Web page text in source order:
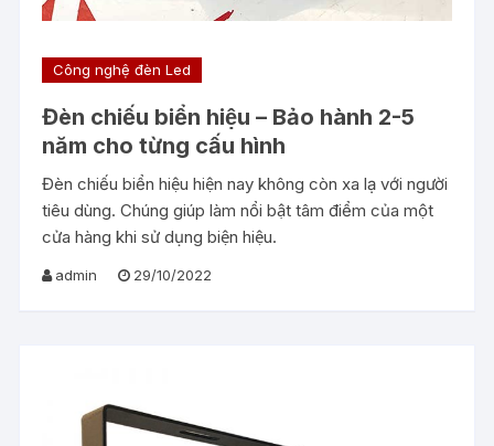
Công nghệ đèn Led
Đèn chiếu biển hiệu – Bảo hành 2-5
năm cho từng cấu hình
Đèn chiếu biển hiệu hiện nay không còn xa lạ với người
tiêu dùng. Chúng giúp làm nổi bật tâm điểm của một
cửa hàng khi sử dụng biện hiệu.
admin 29/10/2022